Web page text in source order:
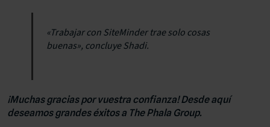
«Trabajar con SiteMinder trae solo cosas
buenas», concluye Shadi.
¡Muchas gracias por vuestra confianza! Desde aquí
deseamos grandes éxitos a The Phala Group.